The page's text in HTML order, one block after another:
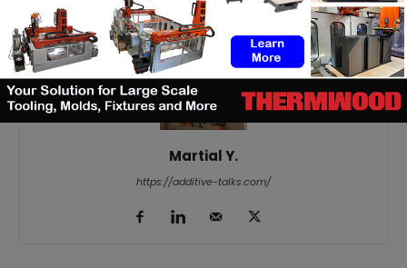
Martial Y.
https://additive-talks.com/